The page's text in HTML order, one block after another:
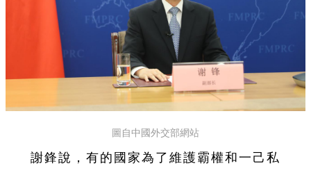
圖自中國外交部網站
謝鋒說，有的國家為了維護霸權和一己私